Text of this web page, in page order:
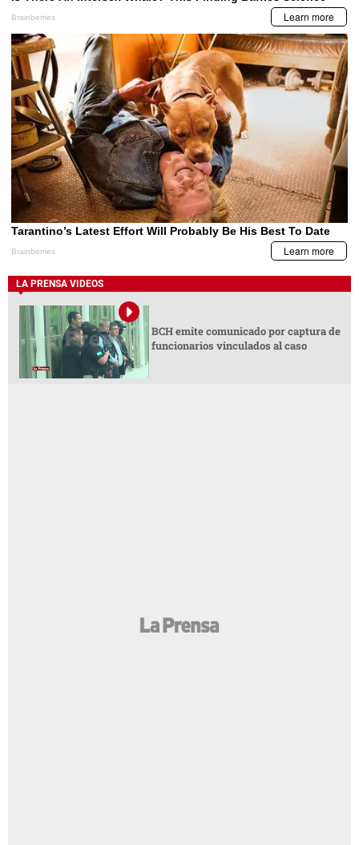
LA PRENSA VIDEOS
BCH emite comunicado por captura de
funcionarios vinculados al caso